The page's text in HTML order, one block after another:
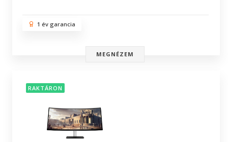
1 év garancia
MEGNÉZEM
RAKTÁRON